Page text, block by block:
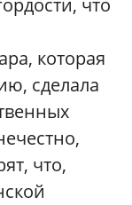
что
которая
сделала
что,